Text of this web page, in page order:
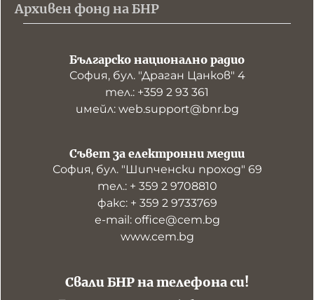
Архивен фонд на БНР
Българско национално радио
София, бул. "Драган Цанков" 4
тел.: +359 2 93 361
имейл: web.support@bnr.bg
Свали БНР на телефона си!
Съвет за електронни медии
София, бул. "Шипченски проход" 69
тел.: + 359 2 9708810
факс: + 359 2 9733769
е-mail: office@cem.bg
www.cem.bg